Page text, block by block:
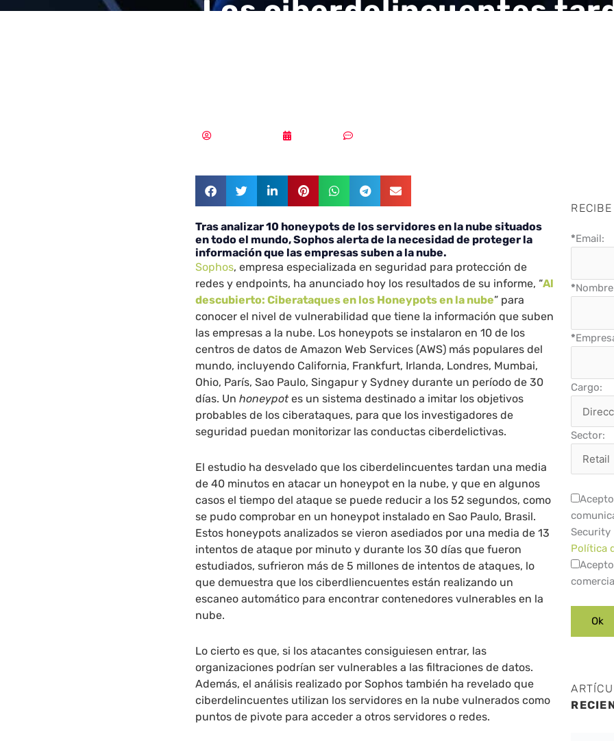
Los ciberdelincuentes
Tras analizar 10 honeypots de los servidores en la nube situados
en todo el mundo, Sophos alerta de la necesidad de proteger la
información que las empresas suben a la nube.
Sophos, empresa especializada en seguridad para protección de
redes y endpoints, ha anunciado hoy los resultados de su informe, “Al
descubierto: Ciberataques en los Honeypots en la nube” para
conocer el nivel de vulnerabilidad que tiene la información que suben
las empresas a la nube. Los honeypots se instalaron en 10 de los
centros de datos de Amazon Web Services (AWS) más populares del
mundo, incluyendo California, Frankfurt, Irlanda, Londres, Mumbai,
Ohio, París, Sao Paulo, Singapur y Sydney durante un período de 30
días. Unhoneypotes un sistema destinado a imitar los objetivos
probables de los ciberataques, para que los investigadores de
seguridad puedan monitorizar las conductas ciberdelictivas.
El estudio ha desvelado que los ciberdelincuentes tardan una media
de 40 minutos en atacar un honeypot en la nube, y que en algunos
casos el tiempo del ataque se puede reducir a los 52 segundos, como
se pudo comprobar en un honeypot instalado en Sao Paulo, Brasil.
Estos honeypots analizados se vieron asediados por una media de 13
intentos de ataque por minuto y durante los 30 días que fueron
estudiados, sufrieron más de 5 millones de intentos de ataques, lo
que demuestra que los ciberdliencuentes están realizando un
escaneo automático para encontrar contenedores vulnerables en la
nube.
Lo cierto es que, si los atacantes consiguiesen entrar, las
organizaciones podrían ser vulnerables a las filtraciones de datos.
Además, el análisis realizado por Sophos también ha revelado que
ciberdelincuentes utilizan los servidores en la nube vulnerados como
puntos de pivote para acceder a otros servidores o redes.
*Email:
*
*
Cargo:
Sector:
Security
Política